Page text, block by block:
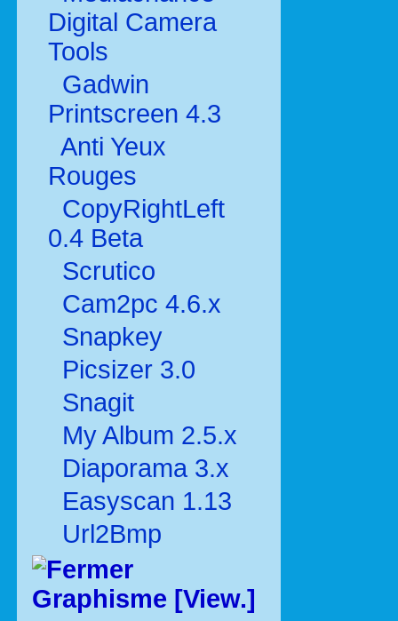
Digital Camera
Tools
Gadwin
Printscreen 4.3
Anti Yeux
Rouges
CopyRightLeft
0.4 Beta
Scrutico
Cam2pc 4.6.x
Snapkey
Picsizer 3.0
Snagit
My Album 2.5.x
Diaporama 3.x
Easyscan 1.13
Url2Bmp
Graphisme [View.]